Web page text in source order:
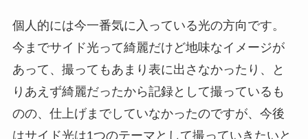
個人的には今一番気に入っている光の方向です。
今までサイド光って綺麗だけど地味なイメージが
あって、撮ってもあまり表に出さなかったり、と
りあえず綺麗だったから記録として撮っているも
のの、仕上げまでしていなかったのですが、今後
はサイド光は1つのテーマとして撮っていきたいと